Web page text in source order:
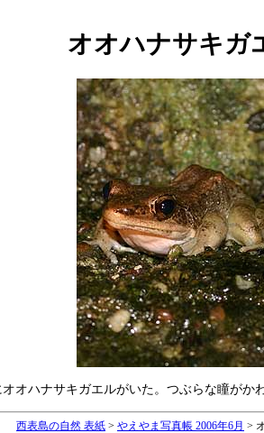
オオハナサキガ
オハナサキガエルがいた。つぶらな瞳がか
西表島の自然 表紙 > やえやま写真帳 2006年6月 >